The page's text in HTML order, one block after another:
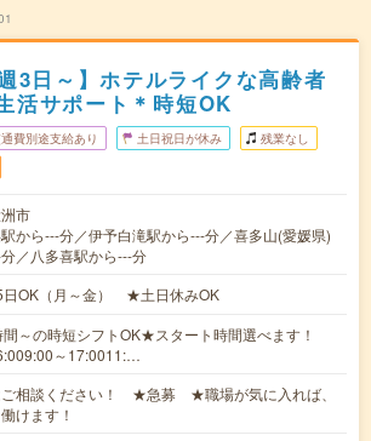
3日～】ホテルライクな高齢者
活サポート＊時短OK
費別途支給あり 土日祝日が休み 残業なし
市
から---分／伊予白滝駅から---分／喜多山(愛媛県)
／八多喜駅から---分
日OK（月～金） ★土日休みOK
～の時短シフトOK★スタート時間選べます！
～17:0011:…
ご相談ください！ ★急募 ★職場が気に入れば、
けます！